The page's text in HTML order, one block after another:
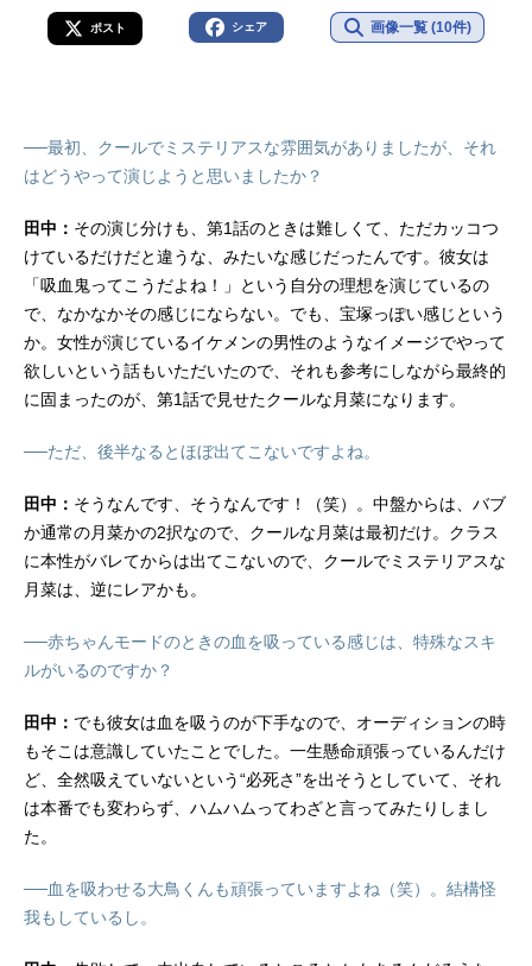
ポスト シェア 画像一覧 (10件)
──最初、クールでミステリアスな雰囲気がありましたが、それ
はどうやって演じようと思いましたか？
田中： その演じ分けも、第1話のときは難しくて、ただカッコつ
けているだけだと違うな、みたいな感じだったんです。彼女は
「吸血鬼ってこうだよね！」という自分の理想を演じているの
で、なかなかその感じにならない。でも、宝塚っぽい感じという
か。女性が演じているイケメンの男性のようなイメージでやって
欲しいという話もいただいたので、それも参考にしながら最終的
に固まったのが、第1話で見せたクールな月菜になります。
──ただ、後半なるとほぼ出てこないですよね。
田中： そうなんです、そうなんです！（笑）。中盤からは、バブ
か通常の月菜かの2択なので、クールな月菜は最初だけ。クラス
に本性がバレてからは出てこないので、クールでミステリアスな
月菜は、逆にレアかも。
──赤ちゃんモードのときの血を吸っている感じは、特殊なスキ
ルがいるのですか？
田中： でも彼女は血を吸うのが下手なので、オーディションの時
もそこは意識していたことでした。一生懸命頑張っているんだけ
ど、全然吸えていないという“必死さ”を出そうとしていて、それ
は本番でも変わらず、ハムハムってわざと言ってみたりしまし
た。
──血を吸わせる大鳥くんも頑張っていますよね（笑）。結構怪
我もしているし。